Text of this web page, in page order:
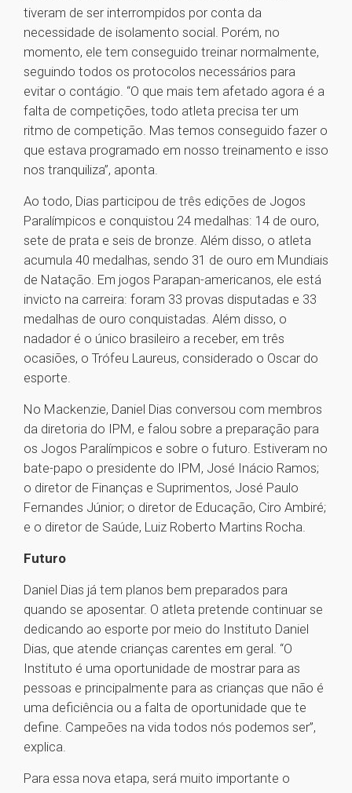
tiveram de ser interrompidos por conta da
necessidade de isolamento social. Porém, no
momento, ele tem conseguido treinar normalmente,
seguindo todos os protocolos necessários para
evitar o contágio. “O que mais tem afetado agora é a
falta de competições, todo atleta precisa ter um
ritmo de competição. Mas temos conseguido fazer o
que estava programado em nosso treinamento e isso
nos tranquiliza”, aponta.
Ao todo, Dias participou de três edições de Jogos
Paralímpicos e conquistou 24 medalhas: 14 de ouro,
sete de prata e seis de bronze. Além disso, o atleta
acumula 40 medalhas, sendo 31 de ouro em Mundiais
de Natação. Em jogos Parapan-americanos, ele está
invicto na carreira: foram 33 provas disputadas e 33
medalhas de ouro conquistadas. Além disso, o
nadador é o único brasileiro a receber, em três
ocasiões, o Trófeu Laureus, considerado o Oscar do
esporte.
No Mackenzie, Daniel Dias conversou com membros
da diretoria do IPM, e falou sobre a preparação para
os Jogos Paralímpicos e sobre o futuro. Estiveram no
bate-papo o presidente do IPM, José Inácio Ramos;
o diretor de Finanças e Suprimentos, José Paulo
Fernandes Júnior; o diretor de Educação, Ciro Ambiré;
e o diretor de Saúde, Luiz Roberto Martins Rocha.
Futuro
Daniel Dias já tem planos bem preparados para
quando se aposentar. O atleta pretende continuar se
dedicando ao esporte por meio do Instituto Daniel
Dias, que atende crianças carentes em geral. “O
Instituto é uma oportunidade de mostrar para as
pessoas e principalmente para as crianças que não é
uma deficiência ou a falta de oportunidade que te
define. Campeões na vida todos nós podemos ser”,
explica.
Para essa nova etapa, será muito importante o